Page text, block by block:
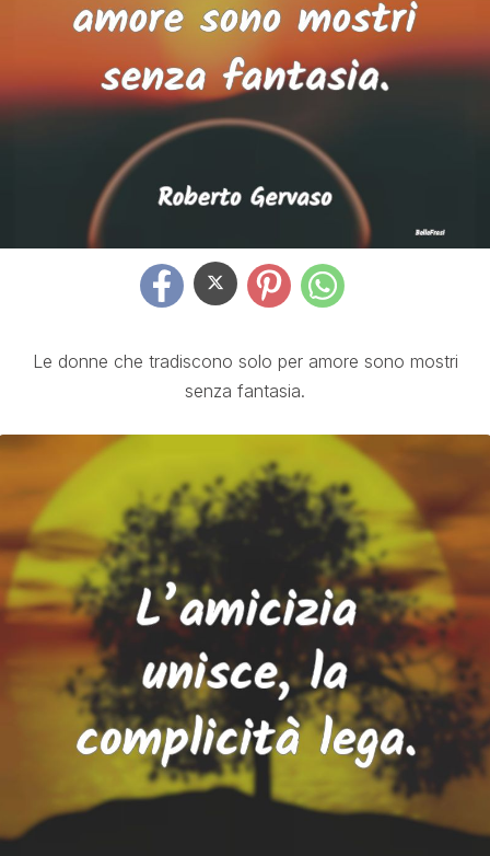
Le donne che tradiscono solo per amore sono mostri
senza fantasia.